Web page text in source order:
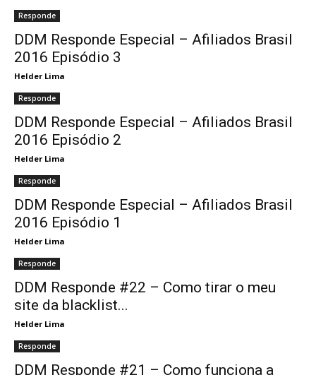
Responde
DDM Responde Especial – Afiliados Brasil
2016 Episódio 3
Helder Lima
Responde
DDM Responde Especial – Afiliados Brasil
2016 Episódio 2
Helder Lima
Responde
DDM Responde Especial – Afiliados Brasil
2016 Episódio 1
Helder Lima
Responde
DDM Responde #22 – Como tirar o meu
site da blacklist...
Helder Lima
Responde
DDM Responde #21 – Como funciona a